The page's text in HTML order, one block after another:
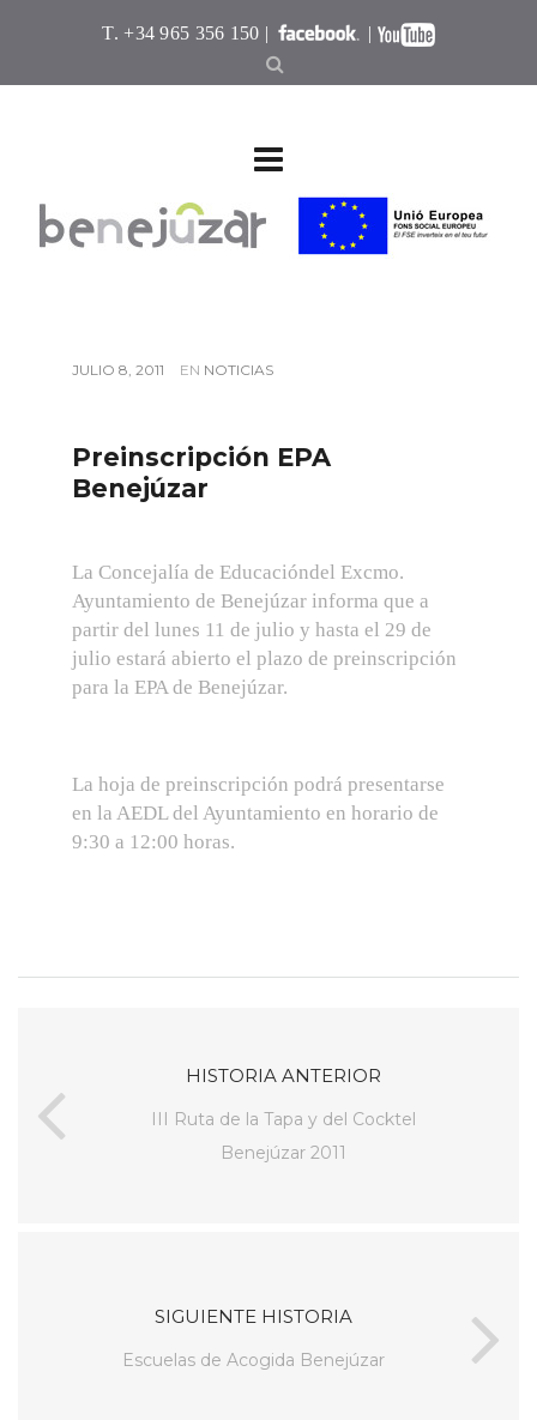
T. +34 965 356 150 | |
JULIO 8, 2011 EN NOTICIAS
Preinscripción EPA
Benejúzar
La Concejalía de Educacióndel Excmo.
Ayuntamiento de Benejúzar informa que a
partir del lunes 11 de julio y hasta el 29 de
julio estará abierto el plazo de preinscripción
para la EPA de Benejúzar.
La hoja de preinscripción podrá presentarse
en la AEDL del Ayuntamiento en horario de
9:30 a 12:00 horas.
HISTORIA ANTERIOR
III Ruta de la Tapa y del Cocktel
Benejúzar 2011
SIGUIENTE HISTORIA
Escuelas de Acogida Benejúzar